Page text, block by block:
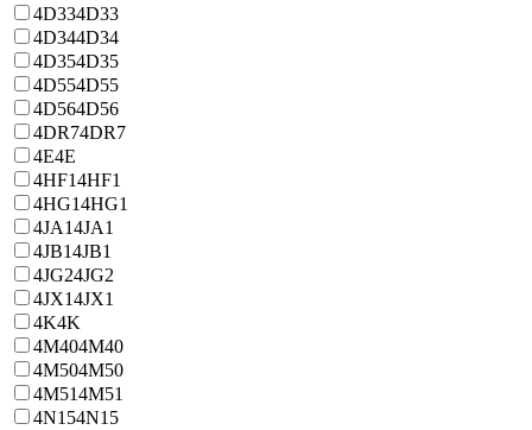
4D334D33
4D344D34
4D354D35
4D554D55
4D564D56
4DR74DR7
4E4E
4HF14HF1
4HG14HG1
4JA14JA1
4JB14JB1
4JG24JG2
4JX14JX1
4K4K
4M404M40
4M504M50
4M514M51
4N154N15